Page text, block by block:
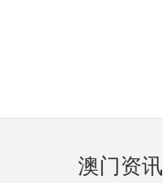
澳门资讯